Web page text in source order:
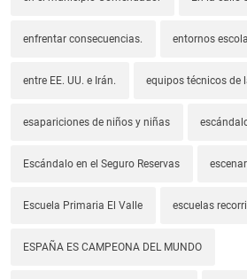
enfrentar consecuencias. entornos
entre EE. UU. e Irán. equipos técnicos de
esapariciones de niños y niñas
Escándalo en el Seguro Reservas
Escuela Primaria El Valle escuelas
ESPAÑA ES CAMPEONA DEL MUNDO